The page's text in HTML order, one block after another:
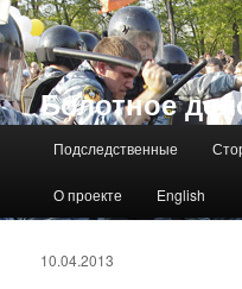
Болотное
Подследственные
О проекте English
10.04.2013